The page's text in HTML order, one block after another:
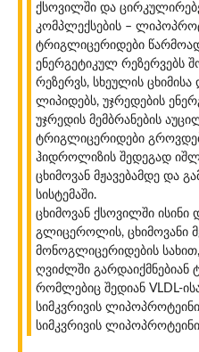
ქსოვილში და
კომპლექსების –
ტრიგლიცერიდები
ენერგეტიკულ რეზერვებს
რეზერვს, სხეულის ცხიმისა
ლიპიდებს, უჯრედების
უჯრედის მემბრანების
ტრიგლიცერიდები
ჰიდროლიზის შედეგად
ცხიმოვან მჟავებამდე და
სისტემაში.
ცხიმოვან ქსოვილში ისინი
გლიცეროლის, ცხიმოვანი
მონოგლიცერიდების
ღვიძლში
რომლებიც შედიან VLDL-
სიმკვრივის
სიმკვრივის